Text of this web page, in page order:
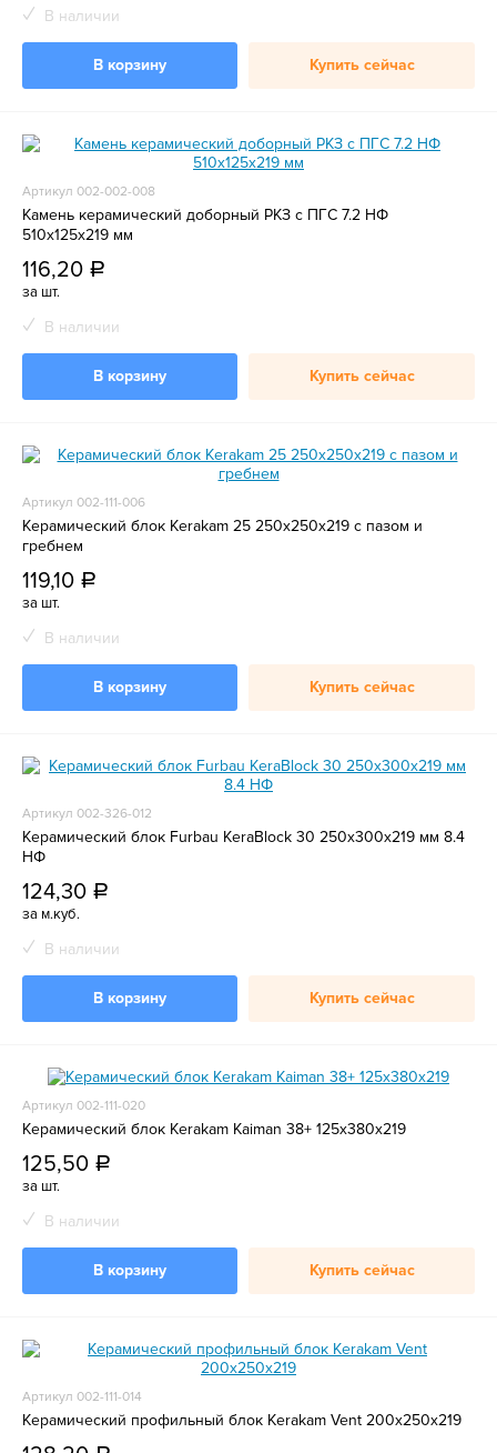
В наличии
В корзину Купить сейчас
Артикул 002-002-008
Камень керамический доборный РКЗ с ПГС 7.2 НФ
510х125х219 мм
116,20 a
за шт.
В наличии
В корзину Купить сейчас
Артикул 002-111-006
Керамический блок Kerakam 25 250х250х219 с пазом и
гребнем
119,10 a
за шт.
В наличии
В корзину Купить сейчас
Артикул 002-326-012
Керамический блок Furbau KeraBlock 30 250х300х219 мм 8.4
НФ
124,30 a
за м.куб.
В наличии
В корзину Купить сейчас
Артикул 002-111-020
Керамический блок Kerakam Kaiman 38+ 125x380x219
125,50 a
за шт.
В наличии
В корзину Купить сейчас
Артикул 002-111-014
Керамический профильный блок Kerakam Vent 200х250х219